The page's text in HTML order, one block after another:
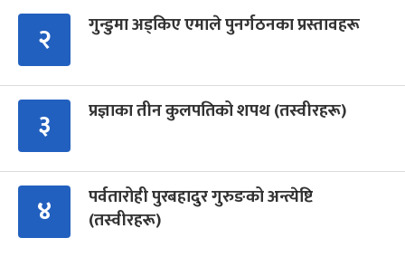
२ गुन्डुमा अड्किए एमाले पुनर्गठनका प्रस्तावहरू
३ प्रज्ञाका तीन कुलपतिको शपथ (तस्वीरहरू)
४
पर्वतारोही पुरबहादुर गुरुङको अन्त्येष्टि
(तस्वीरहरू)